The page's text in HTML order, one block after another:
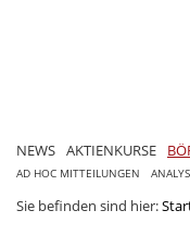
NEWS AKTIENKURSE
AD HOC MITTEILUNGEN
Sie befinden sind hier: